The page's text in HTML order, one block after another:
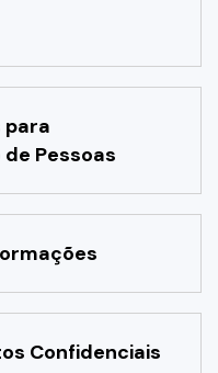
para
Pessoas
Confidenciais